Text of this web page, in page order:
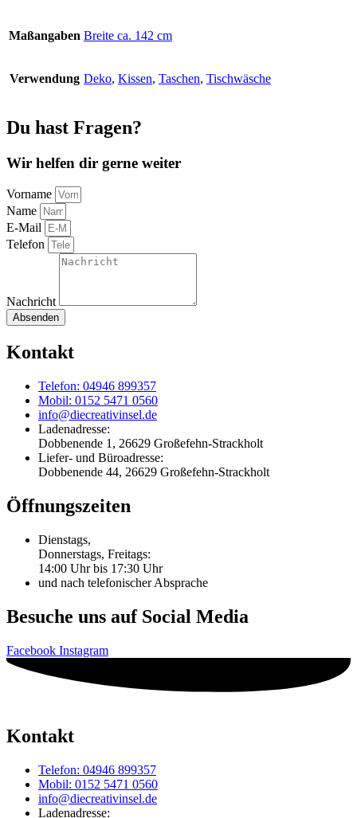
Maßangaben Breite ca. 142 cm
Verwendung Deko, Kissen, Taschen, Tischwäsche
Du hast Fragen?
Wir helfen dir gerne weiter
Vorname
Name
E-Mail
Telefon
Nachricht
Absenden
Kontakt
Telefon: 04946 899357
Mobil: 0152 5471 0560
info@diecreativinsel.de
Ladenadresse:
Dobbenende 1, 26629 Großefehn-Strackholt
Liefer- und Büroadresse:
Dobbenende 44, 26629 Großefehn-Strackholt
Öffnungszeiten
Dienstags,
Donnerstags, Freitags:
14:00 Uhr bis 17:30 Uhr
und nach telefonischer Absprache
Besuche uns auf Social Media
Facebook Instagram
Kontakt
Telefon: 04946 899357
Mobil: 0152 5471 0560
info@diecreativinsel.de
Ladenadresse: